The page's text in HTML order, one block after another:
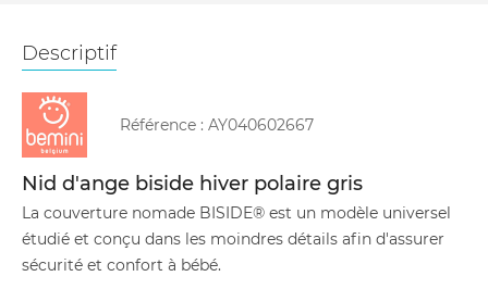
Descriptif
Référence : AY040602667
Nid d'ange biside hiver polaire gris
La couverture nomade BISIDE® est un modèle universel
étudié et conçu dans les moindres détails afin d'assurer
sécurité et confort à bébé.